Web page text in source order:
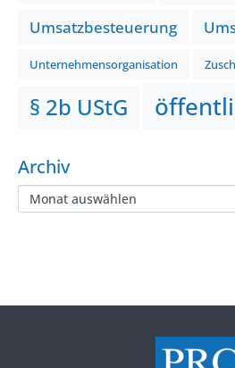
Umsatzbesteuerung
Unternehmensorganisation
§ 2b UStG
Archiv